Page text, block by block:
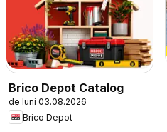
Brico Depot Catalog
de luni 03.08.2026
Brico Depot